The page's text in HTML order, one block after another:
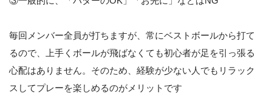
毎回メンバー全員が打ちますが、常にベストボールから打て
るので、上手くボールが飛ばなくても初心者が足を引っ張る
心配はありません。そのため、経験が少ない人でもリラック
スしてプレーを楽しめるのがメリットです